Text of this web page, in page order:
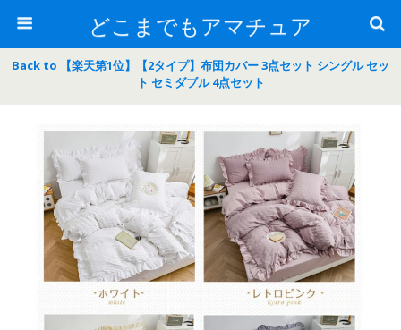
どこまでもアマチュア
Back to 【楽天第1位】【2タイプ】布団カバー 3点セット シングル セッ
ト セミダブル 4点セット